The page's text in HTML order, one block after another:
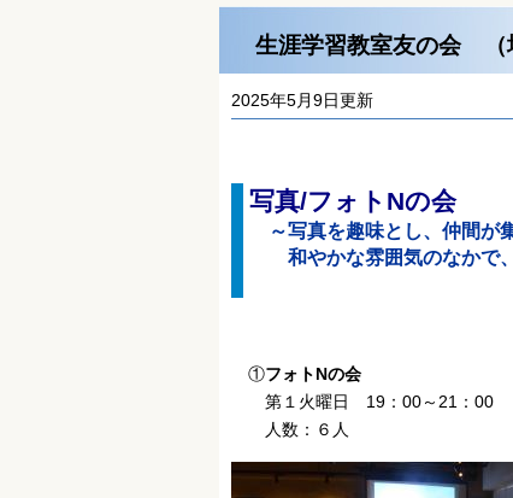
生涯学習教室友の会 （
2025年5月9日更新
写真/フォトNの会
～写真を趣味とし、仲間が
和やかな雰囲気のなかで、
①フォトNの会
第１火曜日 19：00～21：00
人数：６人